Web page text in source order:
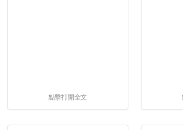
點擊打開全文